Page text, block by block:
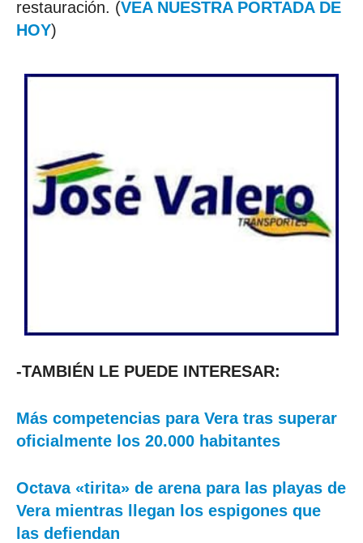
restauración. (VEA NUESTRA PORTADA DE
HOY)
-TAMBIÉN LE PUEDE INTERESAR:
Más competencias para Vera tras superar
oficialmente los 20.000 habitantes
Octava «tirita» de arena para las playas de
Vera mientras llegan los espigones que
las defiendan